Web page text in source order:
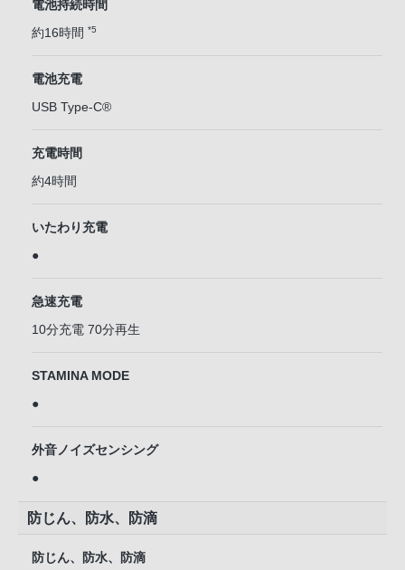
電池持続時間
約16時間 *5
電池充電
USB Type-C®
充電時間
約4時間
いたわり充電
●
急速充電
10分充電 70分再生
STAMINA MODE
●
外音ノイズセンシング
●
防じん、防水、防滴
防じん、防水、防滴